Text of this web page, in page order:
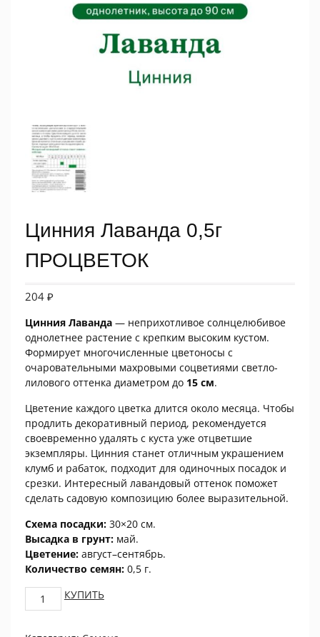
Цинния Лаванда 0,5г
ПРОЦВЕТОК
204 ₽
Цинния Лаванда — неприхотливое солнцелюбивое
однолетнее растение с крепким высоким кустом.
Формирует многочисленные цветоносы с
очаровательными махровыми соцветиями светло-
лилового оттенка диаметром до 15 см.
Цветение каждого цветка длится около месяца. Чтобы
продлить декоративный период, рекомендуется
своевременно удалять с куста уже отцветшие
экземпляры. Цинния станет отличным украшением
клумб и рабаток, подходит для одиночных посадок и
срезки. Интересный лавандовый оттенок поможет
сделать садовую композицию более выразительной.
Схема посадки: 30×20 см.
Высадка в грунт: май.
Цветение: август–сентябрь.
Количество семян: 0,5 г.
Цинния
Лаванда
КУПИТЬ